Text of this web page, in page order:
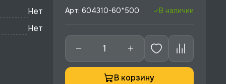
Нет
Нет
Арт: 604310-60*500 В наличии
В корзину